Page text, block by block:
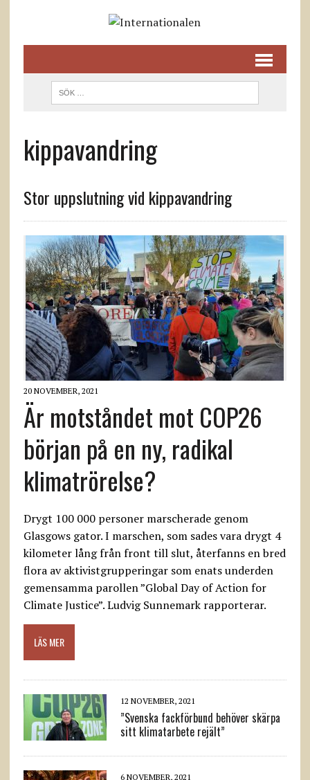
kippavandring
Stor uppslutning vid kippavandring
20 NOVEMBER, 2021
Är motståndet mot COP26
början på en ny, radikal
klimatrörelse?
Drygt 100 000 personer marscherade genom
Glasgows gator. I marschen, som sades vara drygt 4
kilometer lång från front till slut, återfanns en bred
flora av aktivistgrupperingar som enats underden
gemensamma parollen ”Global Day of Action for
Climate Justice”. Ludvig Sunnemark rapporterar.
LÄS MER
12 NOVEMBER, 2021
”Svenska fackförbund behöver skärpa
sitt klimatarbete rejält”
6 NOVEMBER, 2021